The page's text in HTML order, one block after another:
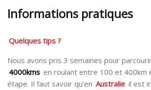
Informations pratiques
Quelques tips ?
Nous avons pris 3 semaines pour
4000kms en roulant entre 100 et 400km
étape. Il faut savoir qu’en Australie il est